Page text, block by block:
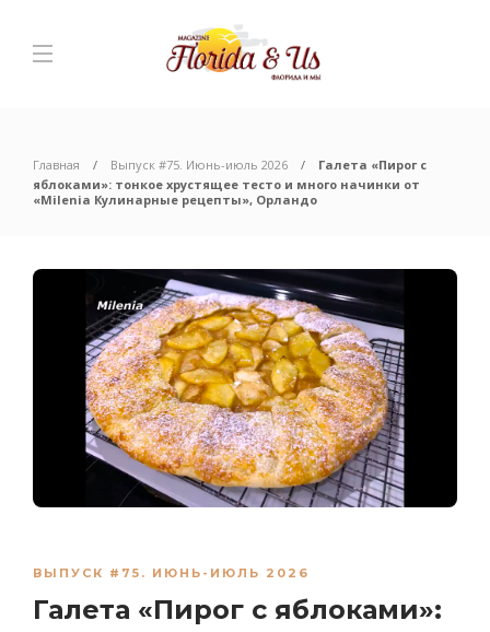
Главная Выпуск #75. Июнь-июль 2026
Галета «Пирог с
яблоками»: тонкое хрустящее тесто и много начинки от
«Milenia Кулинарные рецепты», Орландо
ВЫПУСК #75. ИЮНЬ-ИЮЛЬ 2026
Галета «Пирог с яблоками»: